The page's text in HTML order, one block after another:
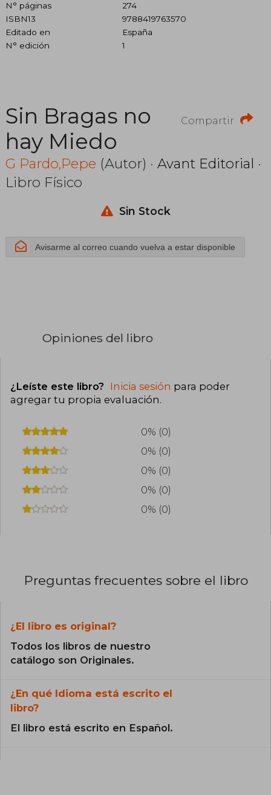
N° páginas
274
ISBN13
9788419763570
Editado en
España
N° edición
1
Compartir
Sin Bragas no
hay Miedo
G Pardo,Pepe (Autor) · Avant Editorial ·
Libro Físico
Sin Stock
Avisarme al correo cuando vuelva a estar disponible
Opiniones del libro
¿Leíste este libro? Inicia sesión para poder
agregar tu propia evaluación.
0% (0)
0% (0)
0% (0)
0% (0)
0% (0)
Preguntas frecuentes sobre el libro
¿El libro es original?
Todos los libros de nuestro
catálogo son Originales.
¿En qué Idioma está escrito el
libro?
El libro está escrito en Español.